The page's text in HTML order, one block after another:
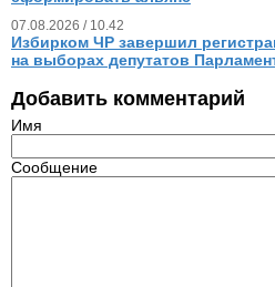
07.08.2026 / 10.42
Избирком ЧР завершил
на выборах депутатов
Добавить комментарий
Имя
Сообщение